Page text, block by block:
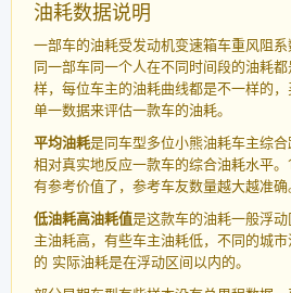
油耗数据说明
一部车的油耗受发动机变速箱车重风阻系
同一部车同一个人在不同时间段的油耗
样，每位车主的油耗曲线都是不一样的
单一数据来评估一款车的油耗。
平均油耗是同车型多位小熊油耗车主综
相对真实地反应一款车的综合油耗水平
有参考价值了，参考车友数量越大越准确
低油耗高油耗值是这款车的油耗一般浮
主油耗高，有些车主油耗低，不同的城
的 实际油耗是在浮动区间以内的。